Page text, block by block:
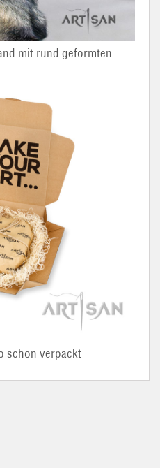
mit rund geformten
schön verpackt